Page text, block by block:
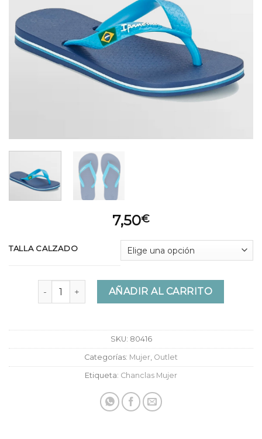
7,50€
TALLA CALZADO
Chanclas Ipanema Clas Brasil II Kids cantidad
AÑADIR AL CARRITO
SKU: 80416
Categorías: Mujer Outlet
Etiqueta: Chanclas Mujer